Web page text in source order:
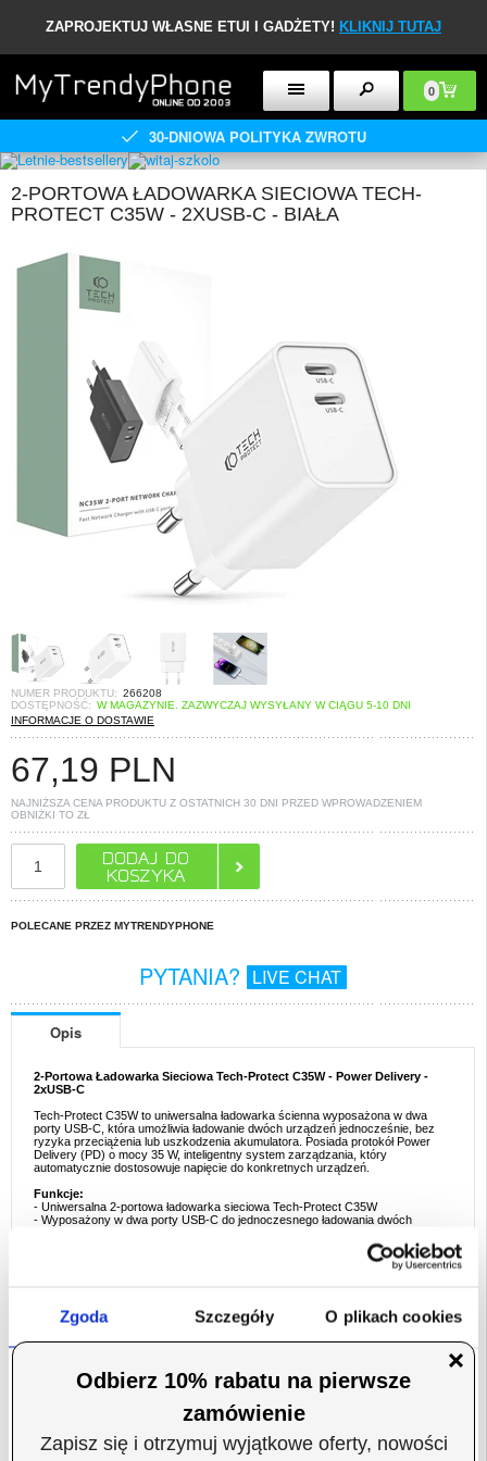
Zgoda Szczegóły O plikach cookies
Niniejsza strona korzysta z plików cookie
i reklam, aby oferować funkcje społecznościowe i
ZAPROJEKTUJ WŁASNE ETUI I GADŻETY! KLIKNIJ TUTAJ
0
30-DNIOWA POLITYKA ZWROTU
2-PORTOWA ŁADOWARKA SIECIOWA TECH-
PROTECT C35W - 2XUSB-C - BIAŁA
NUMER PRODUKTU: 266208
DOSTĘPNOŚĆ: W MAGAZYNIE. ZAZWYCZAJ WYSYŁANY W CIĄGU 5-10 DNI
INFORMACJE O DOSTAWIE
67,19 PLN
NAJNIŻSZA CENA PRODUKTU Z OSTATNICH 30 DNI PRZED WPROWADZENIEM
OBNIŻKI TO ZŁ
POLECANE PRZEZ MYTRENDYPHONE
PYTANIA? LIVE CHAT
Opis
2-Portowa Ładowarka Sieciowa Tech-Protect C35W - Power Delivery -
2xUSB-C
Tech-Protect C35W to uniwersalna ładowarka ścienna wyposażona w dwa
porty USB-C, która umożliwia ładowanie dwóch urządzeń jednocześnie, bez
ryzyka przeciążenia lub uszkodzenia akumulatora. Posiada protokół Power
Delivery (PD) o mocy 35 W, inteligentny system zarządzania, który
automatycznie dostosowuje napięcie do konkretnych urządzeń.
Funkcje:
- Uniwersalna 2-portowa ładowarka sieciowa Tech-Protect C35W
- Wyposażony w dwa porty USB-C do jednoczesnego ładowania dwóch
- Bezpieczne i szybkie ładowanie - upewnij się, że bateria Twojego urządzenia
systemem iOS, jak i Androidem
Opakowanie:Euroblister
Powiązane kategorie:
Akcesoria do telefonów Ładowarka do telefonu